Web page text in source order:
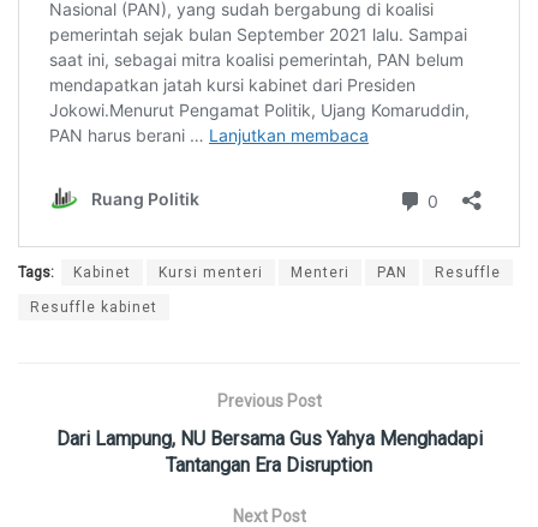
Tags: Kabinet Kursi menteri Menteri PAN Resuffle
Resuffle kabinet
Previous Post
Dari Lampung, NU Bersama Gus Yahya Menghadapi
Tantangan Era Disruption
Next Post